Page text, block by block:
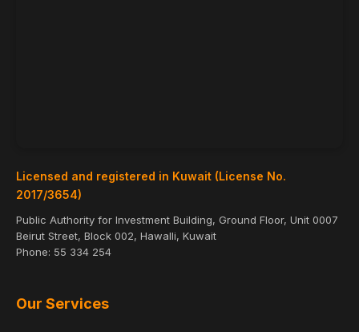
Licensed and registered in Kuwait (License No.
2017/3654)
Public Authority for Investment Building, Ground Floor, Unit 0007
Beirut Street, Block 002, Hawalli, Kuwait
Phone: 55 334 254
Our Services